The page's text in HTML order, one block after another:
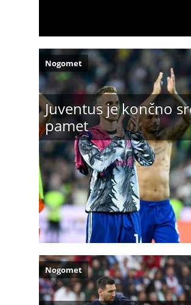
Juventus je končno
pamet
Nogomet
Nogomet